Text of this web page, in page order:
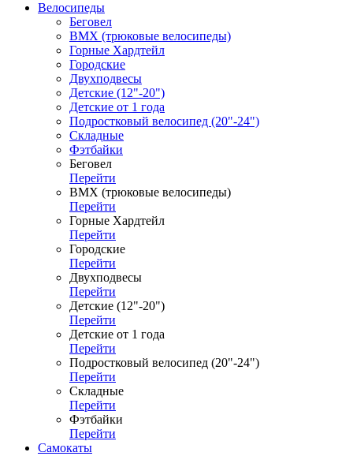
Велосипеды
Беговел
ВМХ (трюковые велосипеды)
Горные Хардтейл
Городские
Двухподвесы
Детские (12"-20")
Детские от 1 года
Подростковый велосипед (20"-24")
Складные
Фэтбайки
Беговел
Перейти
ВМХ (трюковые велосипеды)
Перейти
Горные Хардтейл
Перейти
Городские
Перейти
Двухподвесы
Перейти
Детские (12"-20")
Перейти
Детские от 1 года
Перейти
Подростковый велосипед (20"-24")
Перейти
Складные
Перейти
Фэтбайки
Перейти
Самокаты